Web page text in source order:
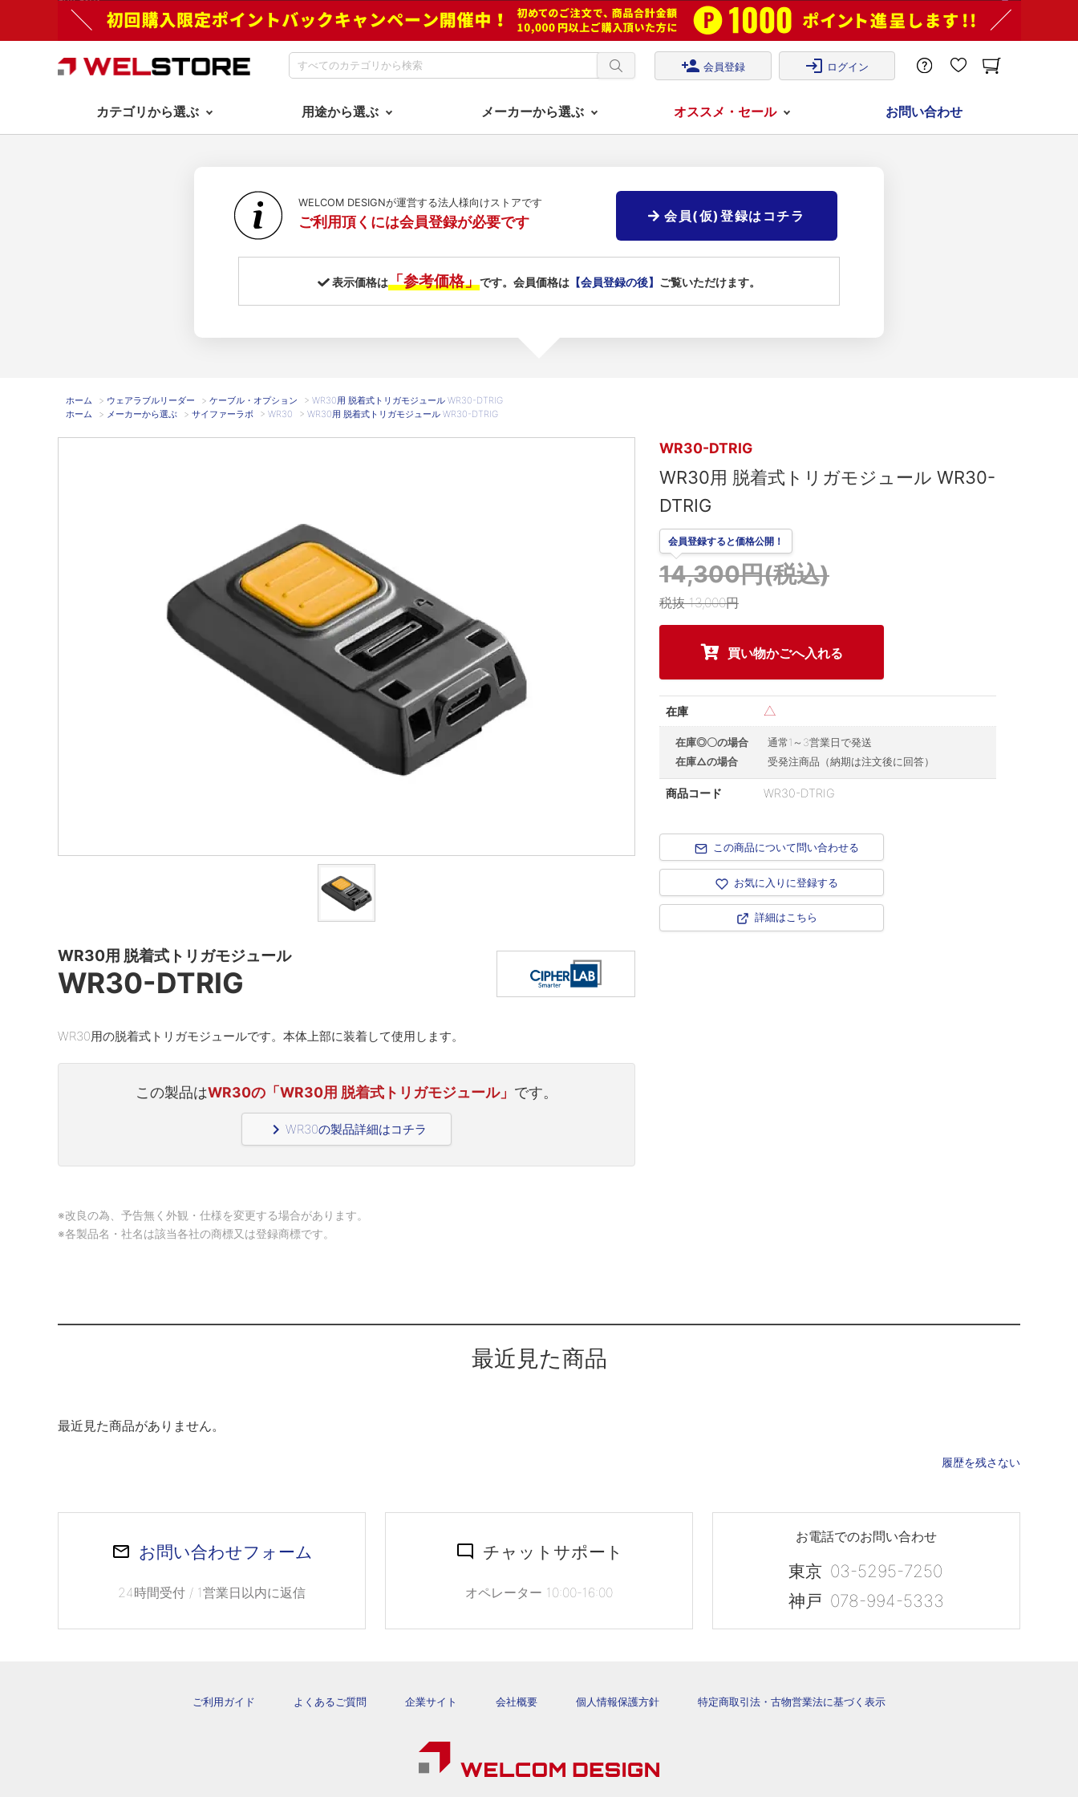
person_add 会員登録 login ログイン
カテゴリから選ぶ 用途から選ぶ メーカーから選ぶ オススメ・セール お問い合わせ
WELCOM DESIGNが運営する法人様向けストアです
ご利用頂くには会員登録が必要です 会員(仮)登録はコチラ
表示価格は「参考価格」です。会員価格は【会員登録の後】 ご覧いただけます。
ホーム > ウェアラブルリーダー > ケーブル・オプション > WR30用 脱着式トリガモジュール WR30-DTRIG
ホーム
> メーカーから選ぶ > サイファーラボ > WR30 > WR30用 脱着式トリガモジュール WR30-DTRIG
WR30用 脱着式トリガモジュール
WR30-DTRIG
WR30用の脱着式トリガモジュールです。本体上部に装着して使用します。
この製品はWR30の「WR30用 脱着式トリガモジュール」 です。
navigate_next WR30の製品詳細はコチラ
※改良の為、予告無く外観・仕様を変更する場合があります。
※各製品名・社名は該当各社の商標又は登録商標です。
WR30-DTRIG
WR30用 脱着式トリガモジュール WR30-
DTRIG
14,300円(税込)
会員登録すると価格公開！
税抜 13,000円
商品コード WR30-DTRIG
在庫◎〇の場合
通常1～3営業日で発送
在庫△の場合
受発注商品（納期は注文後に回答）
在庫 △
買い物かごへ入れる
この商品について問い合わせる
お気に入りに登録する
詳細はこちら
最近見た商品
最近見た商品がありません。
履歴を残さない
お問い合わせフォーム
24時間受付 / 1営業日以内に返信
チャットサポート
オペレーター 10:00-16:00
お電話でのお問い合わせ
東京 03-5295-7250
神戸 078-994-5333
ご利用ガイド よくあるご質問 企業サイト 会社概要 個人情報保護方針 特定商取引法・古物営業法に基づく表示